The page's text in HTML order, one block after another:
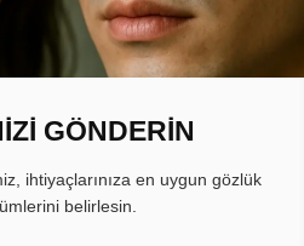
GÖNDERİN
ihtiyaçlarınıza en uygun gözlük
belirlesin.